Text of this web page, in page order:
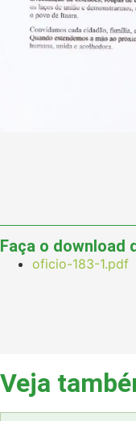
Faça o download
oficio-183-1.pdf
Veja